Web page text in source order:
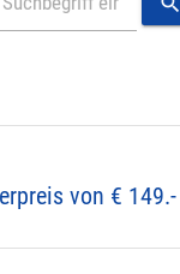
von € 149.-